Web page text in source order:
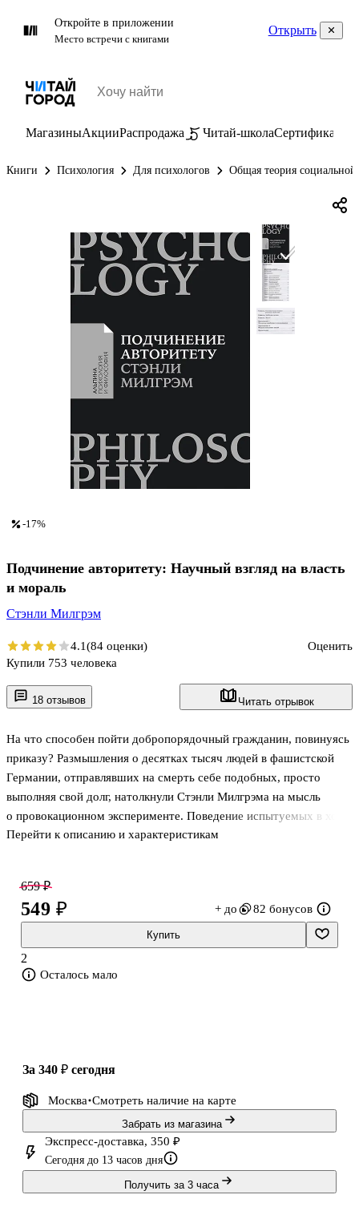
Откройте в приложении
Место встречи с книгами
Открыть
МагазиныАкцииРаспродажа Читай-школаСертификаты
Книги Психология Для психологов Общая теория
18 отзывов Читать отрывок
На что способен пойти добропорядочный гражданин, повинуясь
приказу? Размышления о десятках тысяч людей в фашистской
Германии, отправлявших на смерть себе подобных, просто
выполняя свой долг, натолкнули Стэнли Милгрэма на мысль
о провокационном эксперименте. Поведение испытуемых в ходе
разных вариаций эксперимента неизменно подтверждало
Парадокс заключается в том, что такие добродетели, как
верность, дисциплина и самопожертвование, которые мы так
ценим в человеке, привязывают людей к самым бесчеловечным
системам власти. Но со времен нацистских лагерей смерти
природа человека н
Перейти к описанию и характеристикам
-17%
Подчинение авторитету: Научный взгляд на власть
и мораль
Стэнли Милгрэм
4.1(84 оценки)
Оценить
Купили 753 человека
659 ₽
549 ₽ + до 82 бонусов
Купить
2
Осталось мало
за 340 ₽ сегодня
Москва Смотреть наличие на карте
Забрать из магазина
Экспресс-доставка, 350 ₽
Сегодня до 13 часов дня
Получить за 3 часа